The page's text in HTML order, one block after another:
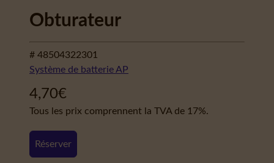
Obturateur
# 48504322301
Système de batterie AP
4,70€
Tous les prix comprennent la TVA de 17%.
Réserver